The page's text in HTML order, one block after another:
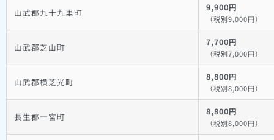
山武郡九十九里町 9,900円
（税別9,000円）
山武郡芝山町 7,700円
（税別7,000円）
山武郡横芝光町 8,800円
（税別8,000円）
長生郡一宮町 8,800円
（税別8,000円）